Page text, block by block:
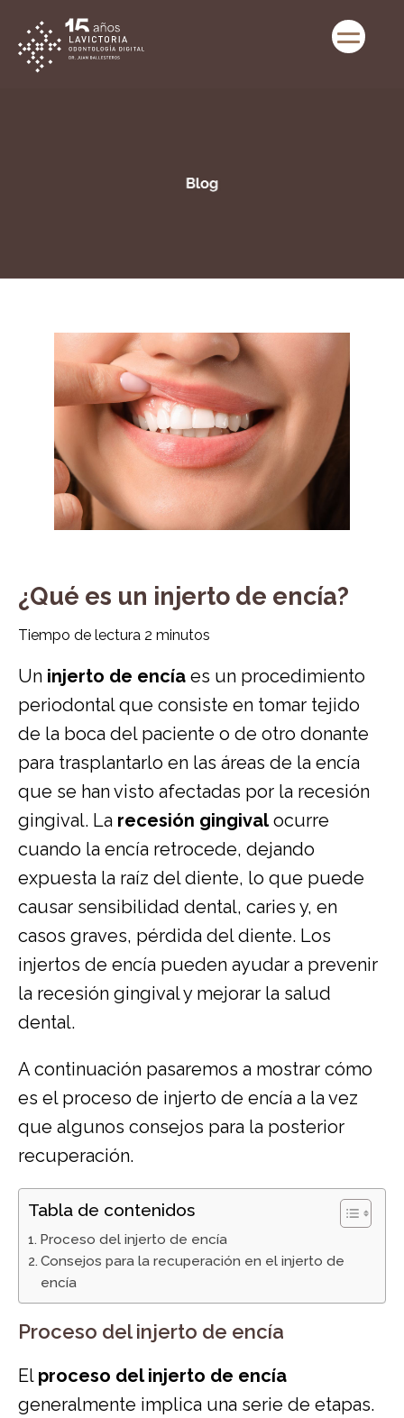
¿Qué es un injerto de encía?
Tiempo de lectura 2 minutos
Un injerto de encía es un procedimiento
periodontal que consiste en tomar tejido
de la boca del paciente o de otro donante
para trasplantarlo en las áreas de la encía
que se han visto afectadas por la recesión
gingival. La recesión gingivalocurre
cuando la encía retrocede, dejando
expuesta la raíz del diente, lo que puede
causar sensibilidad dental, caries y, en
casos graves, pérdida del diente. Los
injertos de encía pueden ayudar a prevenir
la recesión gingival y mejorar la salud
dental.
A continuación pasaremos a mostrar cómo
es el proceso de injerto de encía a la vez
que algunos consejos para la posterior
recuperación.
Tabla de contenidos
Proceso del injerto de encía
Consejos para la recuperación en el injerto de
encía
Proceso del injerto de encía
El proceso del injerto de encía
generalmente implica una serie de etapas.